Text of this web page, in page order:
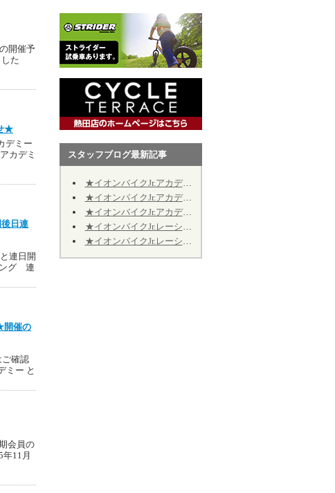
開催予
た
★
デミー
カデミ
日連
連日開
グ 連
開催の
ご確認
ミー と
会員の
11月
スタッフブログ最新記事
★イオンバイクJr.アカデミー★第12期★第５回★明日7/19、開催致します★
★イオンバイクJr.アカデミー★第12期★第４回★明日7/11、振り替え開催致します★
★イオンバイクJr.アカデミー★第12期★2026年9月の開催日程のお知らせ
★イオンバイクJr.レーシング★第10期★2026年9月の予定★～Jr.アカデミーではありません～
★イオンバイクJr.レーシング★第10期★後半期ご継続のお手続きについて★※Jr.アカデミーではありません